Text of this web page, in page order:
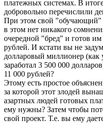
платежных системах. В
добровольно перечислили
При этом свой "обучающий"
в этом нет никакого
очередной "бред" и готов им
рублей. И кстати вы не
долларовый миллионер (как
заработал 3 500 000
11 000 рублей?
Этому есть простое
за которой этот злодей
азартных людей готовых
ему нужны? Затем чтобы
свой проект. Т.е. вы ему